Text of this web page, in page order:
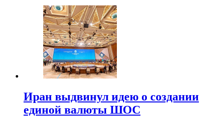
Иран выдвинул идею о создании
единой валюты ШОС